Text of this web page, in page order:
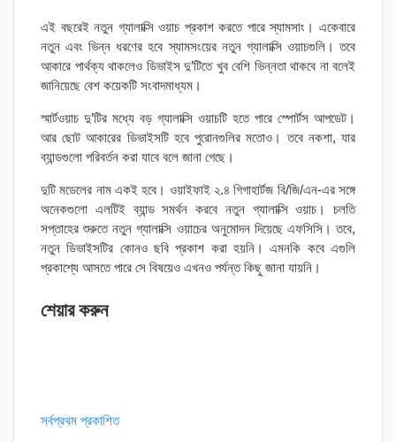
এই বছরেই নতুন গ্যালাক্সি ওয়াচ প্রকাশ করতে পারে স্যামসাং। একেবারে
নতুন এবং ভিন্ন ধরণের হবে স্যামসংয়ের নতুন গ্যালাক্সি ওয়াচগুলি। তবে
আকারে পার্থক্য থাকলেও ডিভাইস দু’টিতে খুব বেশি ভিন্নতা থাকবে না বলেই
জানিয়েছে বেশ কয়েকটি সংবাদমাধ্যম।
স্মার্টওয়াচ দু’টির মধ্যে বড় গ্যালাক্সি ওয়াচটি হতে পারে স্পোর্টস আপডেট।
আর ছোট আকারের ডিভাইসটি হবে পুরোনগুলির মতোও। তবে নকশা, যার
ব্যান্ডগুলো পরিবর্তন করা যাবে বলে জানা গেছে।
দুটি মডেলের নাম একই হবে। ওয়াইফাই ২.৪ গিগাহার্টজ বি/জি/এন-এর সঙ্গে
অনেকগুলো এলটিই ব্যান্ড সমর্থন করবে নতুন গ্যালাক্সি ওয়াচ। চলতি
সপ্তাহের শুরুতে নতুন গ্যালাক্সি ওয়াচের অনুমোদন দিয়েছে এফসিসি। তবে,
নতুন ডিভাইসটির কোনও ছবি প্রকাশ করা হয়নি। এমনকি কবে এগুলি
প্রকাশ্যে আসতে পারে সে বিষয়েও এখনও পর্যন্ত কিছু জানা যায়নি।
শেয়ার করুন
সর্বপ্রথম প্রকাশিত